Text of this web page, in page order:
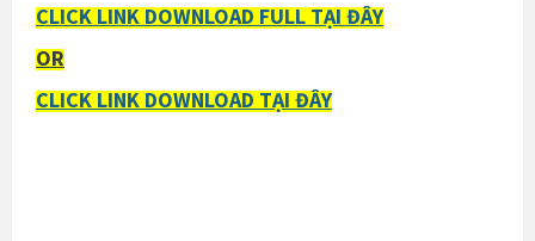
CLICK LINK DOWNLOAD FULLTẠI ĐÂY
OR
CLICK LINK DOWNLOAD TẠI ĐÂY